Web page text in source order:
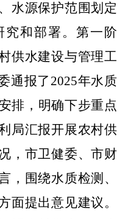
水源保护范围划定
和部署。第一阶
供水建设与管理工
通报了2025年水质
排，明确下步重点
局汇报开展农村供
，市卫健委、市财
，围绕水质检测、
面提出意见建议。